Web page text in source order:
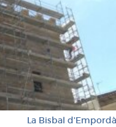
La Bisbal d'Empordà